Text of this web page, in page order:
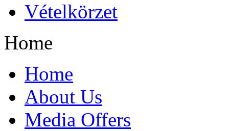
Vételkörzet
Home
Home
About Us
Media Offers